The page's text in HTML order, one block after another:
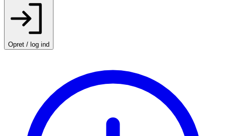
Opret / log ind